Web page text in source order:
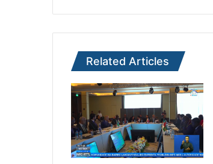
Related Articles